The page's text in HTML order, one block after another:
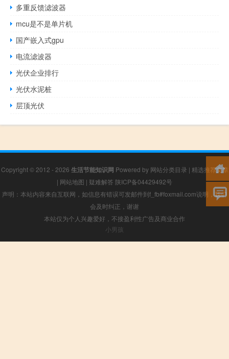
多重反馈滤波器
mcu是不是单片机
国产嵌入式gpu
电流滤波器
光伏企业排行
光伏水泥桩
层顶光伏
Copyright © 2012 - 2026 生活节能知识网 Powered by 网站分类目录 | 精选推荐文章
| 网站地图 | 疑难解答 陕ICP备04429492号
声明：本站内容来自互联网，如信息有错误可发邮件到f_fb#foxmail.com说明，我们
会及时纠正，谢谢
本站仅为个人兴趣爱好，不接盈利性广告及商业合作
小男孩